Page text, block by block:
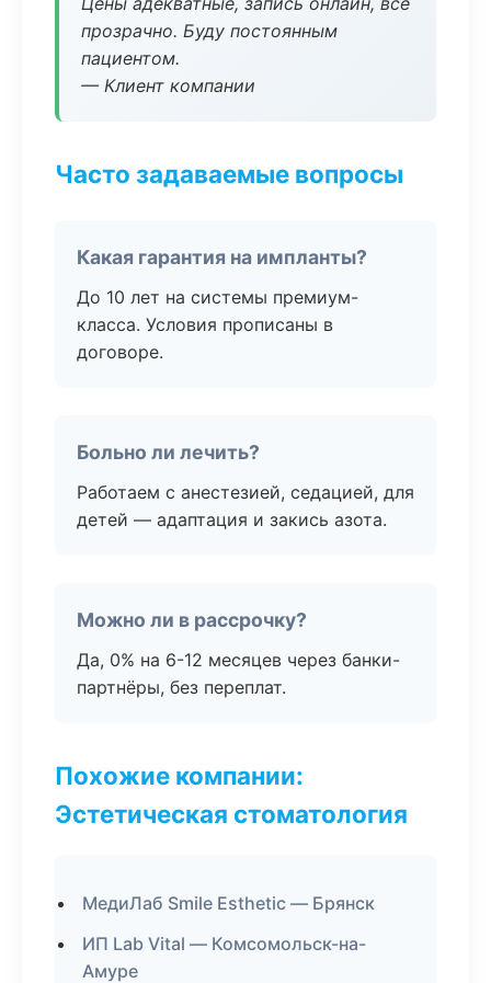
прозрачно. Буду постоянным
пациентом.
— Клиент компании
Часто задаваемые вопросы
Какая гарантия на импланты?
До 10 лет на системы премиум-
класса. Условия прописаны в
договоре.
Больно ли лечить?
Работаем с анестезией, седацией, для
детей — адаптация и закись азота.
Можно ли в рассрочку?
Да, 0% на 6-12 месяцев через банки-
партнёры, без переплат.
Похожие компании:
Эстетическая стоматология
МедиЛаб Smile Esthetic — Брянск
ИП Lab Vital — Комсомольск-на-
Амуре